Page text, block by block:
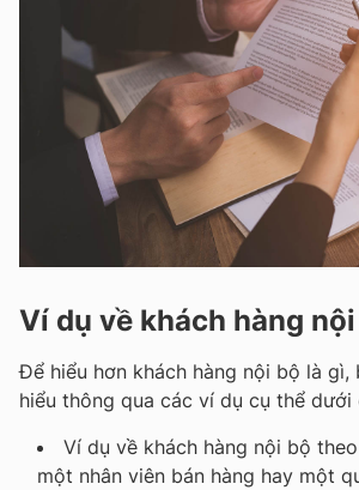
Ví dụ về khách hàng
Để hiểu hơn khách hàng nội bộ là gì,
hiểu thông qua các ví dụ cụ thể dưới
Ví dụ về khách hàng nội bộ
một nhân viên bán hàng hay một